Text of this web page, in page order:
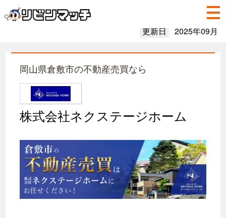
更新日 2025年09月
岡山県倉敷市の不動産売買なら
株式会社ネクステージホーム